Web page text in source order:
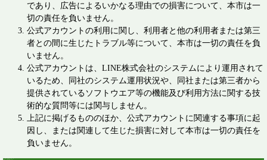
であり、広告によるいかなる理由での損害について、本市は一
切の責任を負いません。
公式アカウントの利用に関し、利用者と他の利用者または第三
者との間に生じたトラブル等について、本市は一切の責任を負
いません。
公式アカウントは、LINE株式会社のシステムにより運用されて
いるため、同社のシステム運用状況や、同社または第三者から
提供されているソフトウエア等の機能及び利用方法に関する技
術的な質問等には関与しません。
上記に掲げるもののほか、公式アカウントに関連する事項に起
因し、または関連して生じた損害に対して本市は一切の責任を
負いません。